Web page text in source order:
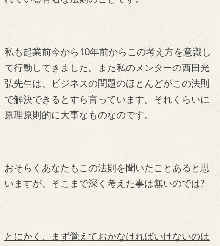
私も起業前今から10年前からこの考え方を意識し
て行動してきました。また私のメンターの西田光
弘先生は、ビジネスの問題のほとんどがこの法則
で解決できるとすら言っています。それくらいに
原理原則的に大事なものなのです。
おそらくあなたもこの法則を聞いたことあると思
いますが、そこまで深く考えた事は無いのでは?
とにかく、まず覚えておかなければいけないのは